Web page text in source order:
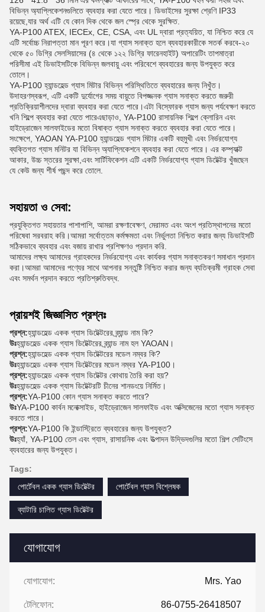
যোগাযোগ
যোগাযোগ: Mrs. Yao
টেলিফোন: 86-0755-26418507
বিভিন্ন অ্যাপ্লিকেশনগুলিতে ব্যবহার করা যেতে পারে। ডিভাইসের সুরক্ষা শ্রেণি IP33
রয়েছে,যার অর্থ এটি যে কোন দিক থেকে জল স্প্রে থেকে সুরক্ষিত.
YA-P100 ATEX, IECEx, CE, CSA, এবং UL দ্বারা প্রত্যয়িত, যা নিশ্চিত করে যে
এটি সর্বোচ্চ নিরাপত্তা মান পূরণ করে।যা গ্যাস সনাক্ত হলে ব্যবহারকারীকে সতর্ক করবে-২০
থেকে ৫০ ডিগ্রি সেলসিয়াসের (৪ থেকে ১২২ ডিগ্রি ফারেনহাইট) অপারেটিং তাপমাত্রা
পরিসীমা এই ডিভাইসটিকে বিভিন্ন জলবায়ু এবং পরিবেশে ব্যবহারের জন্য উপযুক্ত করে
তোলে।
YA-P100 হ্যান্ডহেল্ড গ্যাস মিটার বিভিন্ন পরিস্থিতিতে ব্যবহারের জন্য নিখুঁত।
উদাহরণস্বরূপ, এটি একটি দুর্যোগের সময় বায়ুতে বিপজ্জনক গ্যাস সনাক্ত করতে জরুরী
প্রতিক্রিয়াশীলদের দ্বারা ব্যবহার করা যেতে পারে।এটা বিস্ফোরক গ্যাস জন্য পর্যবেক্ষণ করতে
খনি শিল্পে ব্যবহার করা যেতে পারেএছাড়াও, YA-P100 রাসায়নিক শিল্পে ক্লোরিন এবং
হাইড্রোজেন সালফাইডের মতো বিষাক্ত গ্যাস সনাক্ত করতে ব্যবহার করা যেতে পারে।
সংক্ষেপে, YAOAN YA-P100 হ্যান্ডহেল্ড গ্যাস মিটার একটি বহুমুখী এবং নির্ভরযোগ্য
ব্যক্তিগত গ্যাস মনিটর যা বিভিন্ন অ্যাপ্লিকেশনে ব্যবহার করা যেতে পারে। এর কম্প্যাক্ট
আকার, উচ্চ স্তরের সুরক্ষা,এবং সার্টিফিকেশন এটি একটি নির্ভরযোগ্য গ্যাস ডিটেক্টর খুঁজছেন
যে কেউ জন্য শীর্ষ পছন্দ করে তোলে.
সহায়তা ও সেবা:
প্রযুক্তিগত সহায়তার পাশাপাশি, আমরা রক্ষণাবেক্ষণ, মেরামত এবং অংশ প্রতিস্থাপনের মতো
পরিষেবা সরবরাহ করি।আমরা সর্বোত্তম কর্মক্ষমতা এবং নির্ভুলতা নিশ্চিত করার জন্য ডিভাইসটি
সঠিকভাবে ব্যবহার এবং বজায় রাখার প্রশিক্ষণও প্রদান করি.
আমাদের লক্ষ্য আমাদের গ্রাহকদের নির্ভরযোগ্য এবং কার্যকর গ্যাস সনাক্তকরণ সমাধান প্রদান
করা।আমরা আমাদের পণ্যের সাথে আপনার সন্তুষ্টি নিশ্চিত করার জন্য ব্যতিক্রমী গ্রাহক সেবা
এবং সমর্থন প্রদান করতে প্রতিশ্রুতিবদ্ধ.
প্রায়শই জিজ্ঞাসিত প্রশ্নঃ
প্রশ্ন:হ্যান্ডহেল্ড একক গ্যাস ডিটেক্টরের ব্র্যান্ড নাম কি?
উঃহ্যান্ডহেল্ড একক গ্যাস ডিটেক্টরের ব্র্যান্ড নাম হল YAOAN।
প্রশ্ন:হ্যান্ডহেল্ড একক গ্যাস ডিটেক্টরের মডেল নম্বর কি?
উঃহ্যান্ডহেল্ড একক গ্যাস ডিটেক্টরের মডেল নম্বর YA-P100।
প্রশ্ন:হ্যান্ডহেল্ড একক গ্যাস ডিটেক্টর কোথায় তৈরি করা হয়?
উঃহ্যান্ডহেল্ড একক গ্যাস ডিটেক্টরটি চীনের শানডংয়ে নির্মিত।
প্রশ্ন:YA-P100 কোন গ্যাস সনাক্ত করতে পারে?
উঃYA-P100 কার্বন মনোক্সাইড, হাইড্রোজেন সালফাইড এবং অক্সিজেনের মতো গ্যাস সনাক্ত
করতে পারে।
প্রশ্ন:YA-P100 কি ইন্ডাস্ট্রিতে ব্যবহারের জন্য উপযুক্ত?
উঃহ্যাঁ, YA-P100 তেল এবং গ্যাস, রাসায়নিক এবং উত্পাদন উদ্ভিদগুলির মতো শিল্প সেটিংসে
ব্যবহারের জন্য উপযুক্ত।
Tags:
পোর্টেবল একক গ্যাস ডিটেক্টর
পোর্টেবল গ্যাস বিশ্লেষক
ব্যাটারি চালিত গ্যাস ডিটেক্টর